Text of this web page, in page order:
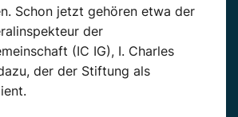
Schon jetzt gehören etwa der
der
(IC IG), I. Charles
der der Stiftung als